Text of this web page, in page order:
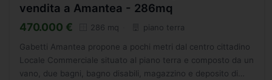
vendita a Amantea - 286mq
470.000 € 286 mq piano terra
Gabetti Amantea propone a pochi metri dal centro cittadino
Locale Commerciale situato al piano terra e composto da un
vano, due bagni, bagno disabili, magazzino e deposito di